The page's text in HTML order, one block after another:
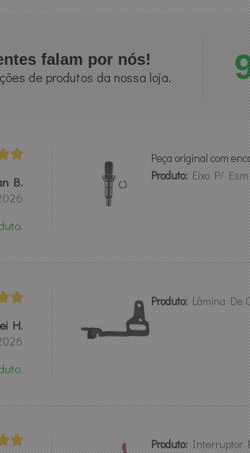
falam por nós!
de produtos da nossa loja.
B.
Peça original com
Produto:Eixo P/ Esm
H.
Produto:Lâmina De
Produto:Interruptor